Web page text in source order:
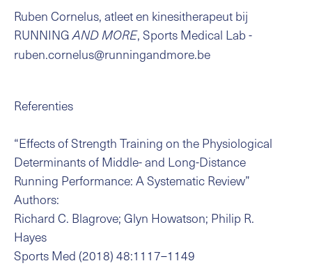
Ruben Cornelus, atleet en kinesitherapeut bij
RUNNINGAND MORE, Sports Medical Lab -
ruben.cornelus@runningandmore.be
Referenties
“Effects of Strength Training on the Physiological
Determinants of Middle- and Long-Distance
Running Performance: A Systematic Review”
Authors:
Richard C. Blagrove; Glyn Howatson; Philip R.
Hayes
Sports Med (2018) 48:1117–1149